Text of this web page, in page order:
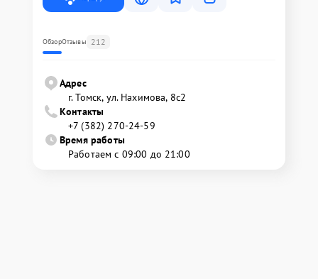
ОбзорОтзывы 212
Адрес
г. Томск, ул. Нахимова, 8с2
Контакты
+7 (382) 270-24-59
Время работы
Работаем с 09:00 до 21:00